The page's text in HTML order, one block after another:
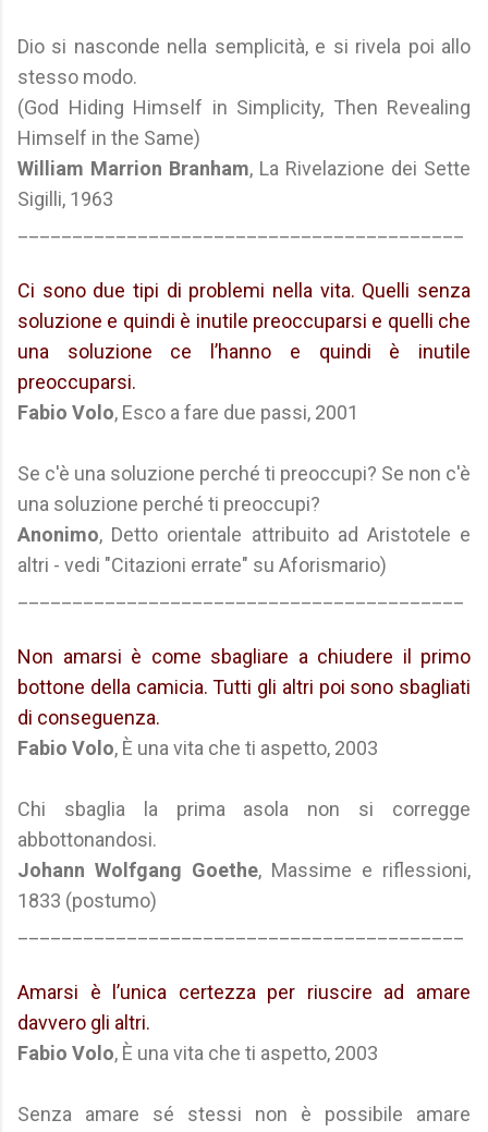
Dio si nasconde nella semplicità, e si rivela poi allo
stesso modo.
(God Hiding Himself in Simplicity, Then Revealing
Himself in the Same)
William Marrion Branham, La Rivelazione dei Sette
Sigilli, 1963
Ci sono due tipi di problemi nella vita. Quelli senza
soluzione e quindi è inutile preoccuparsi e quelli che
una soluzione ce l’hanno e quindi è inutile
preoccuparsi.
Fabio Volo, Esco a fare due passi, 2001
Se c'è una soluzione perché ti preoccupi? Se non c'è
una soluzione perché ti preoccupi?
Anonimo, Detto orientale attribuito ad Aristotele e
altri - vedi "Citazioni errate" su Aforismario)
Non amarsi è come sbagliare a chiudere il primo
bottone della camicia. Tutti gli altri poi sono sbagliati
di conseguenza.
Fabio Volo, È una vita che ti aspetto, 2003
Chi sbaglia la prima asola non si corregge
abbottonandosi.
Johann Wolfgang Goethe, Massime e riflessioni,
1833 (postumo)
Amarsi è l’unica certezza per riuscire ad amare
davvero gli altri.
Fabio Volo, È una vita che ti aspetto, 2003
Senza amare sé stessi non è possibile amare